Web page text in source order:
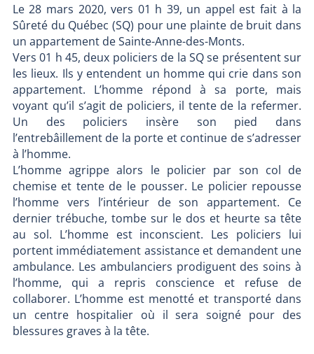
Le 28 mars 2020, vers 01 h 39, un appel est fait à la
Sûreté du Québec (SQ) pour une plainte de bruit dans
un appartement de Sainte-Anne-des-Monts.
Vers 01 h 45, deux policiers de la SQ se présentent sur
les lieux. Ils y entendent un homme qui crie dans son
appartement. L’homme répond à sa porte, mais
voyant qu’il s’agit de policiers, il tente de la refermer.
Un des policiers insère son pied dans
l’entrebâillement de la porte et continue de s’adresser
à l’homme.
L’homme agrippe alors le policier par son col de
chemise et tente de le pousser. Le policier repousse
l’homme vers l’intérieur de son appartement. Ce
dernier trébuche, tombe sur le dos et heurte sa tête
au sol. L’homme est inconscient. Les policiers lui
portent immédiatement assistance et demandent une
ambulance. Les ambulanciers prodiguent des soins à
l’homme, qui a repris conscience et refuse de
collaborer. L’homme est menotté et transporté dans
un centre hospitalier où il sera soigné pour des
blessures graves à la tête.